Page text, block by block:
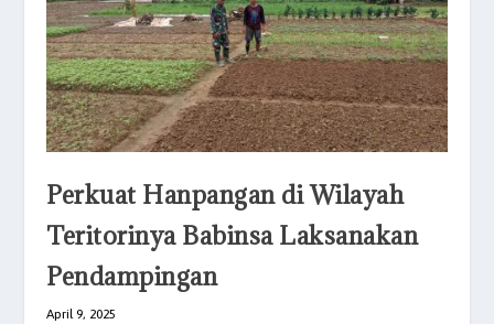
Perkuat Hanpangan di Wilayah
Teritorinya Babinsa Laksanakan
Pendampingan
April 9, 2025